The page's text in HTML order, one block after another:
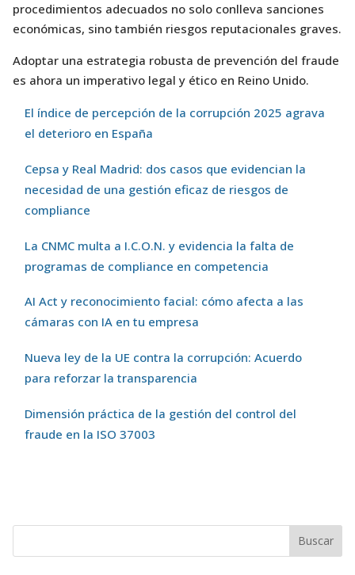
procedimientos adecuados no solo conlleva sanciones
económicas, sino también riesgos reputacionales graves.
Adoptar una estrategia robusta de prevención del fraude
es ahora un imperativo legal y ético en Reino Unido.
El índice de percepción de la corrupción 2025 agrava
el deterioro en España
Cepsa y Real Madrid: dos casos que evidencian la
necesidad de una gestión eficaz de riesgos de
compliance
La CNMC multa a I.C.O.N. y evidencia la falta de
programas de compliance en competencia
AI Act y reconocimiento facial: cómo afecta a las
cámaras con IA en tu empresa
Nueva ley de la UE contra la corrupción: Acuerdo
para reforzar la transparencia
Dimensión práctica de la gestión del control del
fraude en la ISO 37003